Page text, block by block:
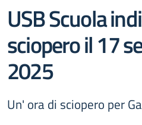
USB Scuola
sciopero il 17
2025
Un' ora di sciopero per